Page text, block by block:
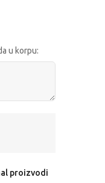
u korpu:
proizvodi